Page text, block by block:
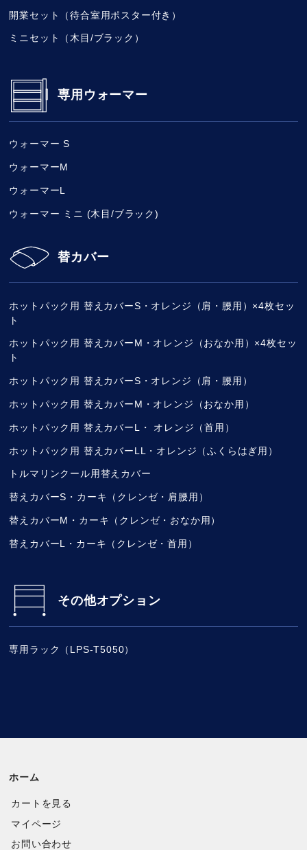
開業セット（待合室用ポスター付き）
ミニセット（木目/ブラック）
専用ウォーマー
ウォーマー S
ウォーマーM
ウォーマーL
ウォーマー ミニ (木目/ブラック)
替カバー
ホットパック用 替えカバーS・オレンジ（肩・腰用）×4枚セッ
ト
ホットパック用 替えカバーM・オレンジ（おなか用）×4枚セッ
ト
ホットパック用 替えカバーS・オレンジ（肩・腰用）
ホットパック用 替えカバーM・オレンジ（おなか用）
ホットパック用 替えカバーL・ オレンジ（首用）
ホットパック用 替えカバーLL・オレンジ（ふくらはぎ用）
トルマリンクール用替えカバー
替えカバーS・カーキ（クレンゼ・肩腰用）
替えカバーM・カーキ（クレンゼ・おなか用）
替えカバーL・カーキ（クレンゼ・首用）
その他オプション
専用ラック（LPS-T5050）
ホーム
カートを見る
マイページ
お問い合わせ